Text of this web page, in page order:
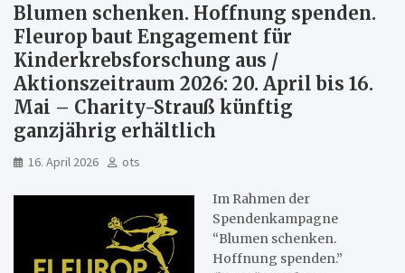
Blumen schenken. Hoffnung spenden.
Fleurop baut Engagement für
Kinderkrebsforschung aus /
Aktionszeitraum 2026: 20. April bis 16.
Mai – Charity-Strauß künftig
ganzjährig erhältlich
16. April 2026 ots
Im Rahmen der
Spendenkampagne
“Blumen schenken.
Hoffnung spenden.”